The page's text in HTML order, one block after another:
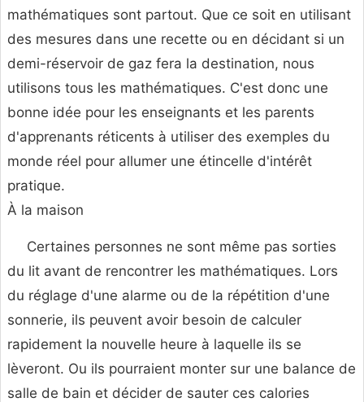
mathématiques sont partout. Que ce soit en utilisant
des mesures dans une recette ou en décidant si un
demi-réservoir de gaz fera la destination, nous
utilisons tous les mathématiques. C'est donc une
bonne idée pour les enseignants et les parents
d'apprenants réticents à utiliser des exemples du
monde réel pour allumer une étincelle d'intérêt
pratique.
À la maison
Certaines personnes ne sont même pas sorties
du lit avant de rencontrer les mathématiques. Lors
du réglage d'une alarme ou de la répétition d'une
sonnerie, ils peuvent avoir besoin de calculer
rapidement la nouvelle heure à laquelle ils se
lèveront. Ou ils pourraient monter sur une balance de
salle de bain et décider de sauter ces calories